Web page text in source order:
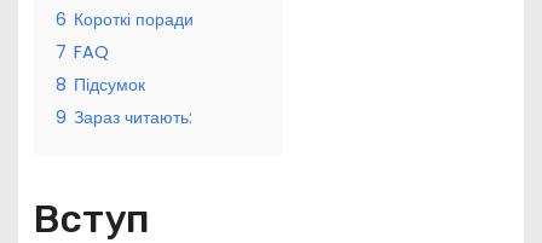
6 Короткі поради
7 FAQ
8 Підсумок
9 Зараз читають:
Вступ